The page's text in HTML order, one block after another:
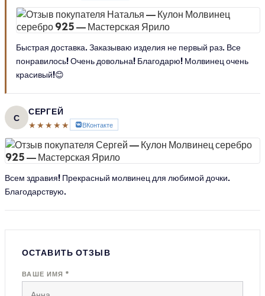
Быстрая доставка. Заказываю изделия не первый раз. Все
понравилось! Очень довольна! Благодарю! Молвинец очень
красивый!😊
С
СЕРГЕЙ
★★★★★
ВКонтакте
Всем здравия! Прекрасный молвинец для любимой дочки.
Благодарствую.
ОСТАВИТЬ ОТЗЫВ
ВАШЕ ИМЯ *